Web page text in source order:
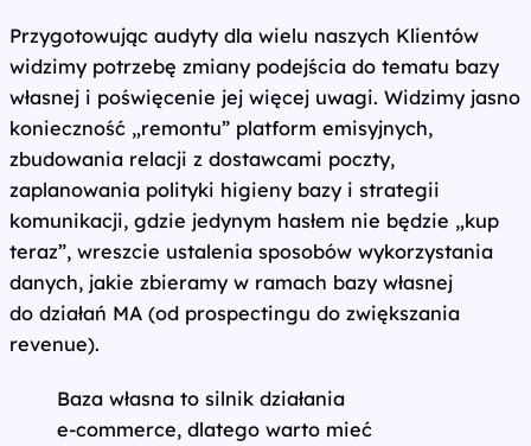
Przygotowując audyty dla wielu naszych Klientów
widzimy potrzebę zmiany podejścia do tematu bazy
własnej i poświęcenie jej więcej uwagi. Widzimy jasno
konieczność „remontu” platform emisyjnych,
zbudowania relacji z dostawcami poczty,
zaplanowania polityki higieny bazy i strategii
komunikacji, gdzie jedynym hasłem nie będzie „kup
teraz”, wreszcie ustalenia sposobów wykorzystania
danych, jakie zbieramy w ramach bazy własnej
do działań MA (od prospectingu do zwiększania
revenue).
Baza własna to silnik działania
e‑commerce, dlatego warto mieć